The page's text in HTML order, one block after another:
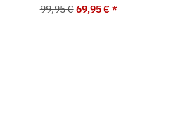
99,95 € 69,95 €*